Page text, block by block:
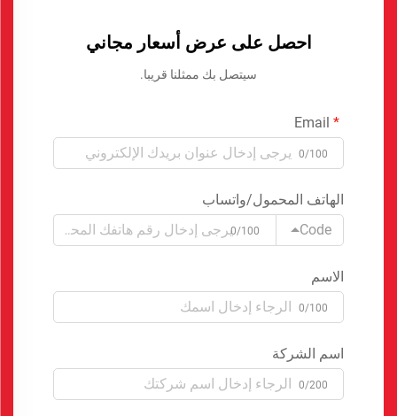
احصل على عرض أسعار مجاني
سيتصل بك ممثلنا قريبا.
0/100
الهاتف المحمول/واتساب
Code
0/100
الاسم
0/100
اسم الشركة
0/200